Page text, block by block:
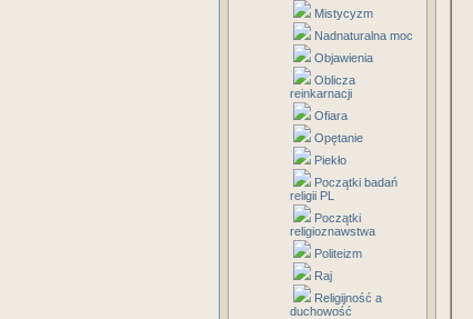
Mistycyzm
Nadnaturalna moc
Objawienia
Oblicza
reinkarnacji
Ofiara
Opętanie
Piekło
Początki badań
religii PL
Początki
religioznawstwa
Politeizm
Raj
Religijność a
duchowość